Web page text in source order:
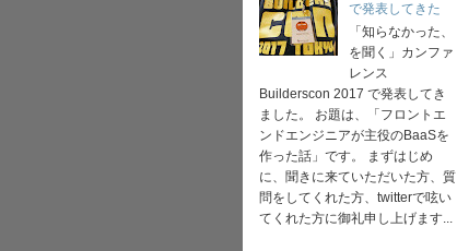
で発表してきた
「知らなかった、
を聞く」カンファ
レンス
Builderscon 2017 で発表してき
ました。 お題は、「フロントエ
ンドエンジニアが主役のBaaSを
作った話」です。 まずはじめ
に、聞きに来ていただいた方、質
問をしてくれた方、twitterで呟い
てくれた方に御礼申し上げます...